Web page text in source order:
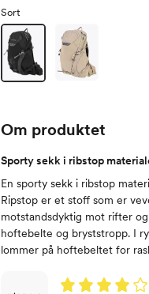
Sort
Om produktet
Sporty sekk i ribstop
En sporty sekk i ribstop
Ripstop er et stoff som er
motstandsdyktig mot rifter
hoftebelte og bryststropp. I
lommer på hoftebeltet for